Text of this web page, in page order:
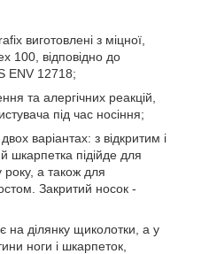
виготовлені з міцної,
100, відповідно до
ENV 12718;
та алергічних реакцій,
під час носіння;
варіантах: з відкритим і
шкарпетка підійде для
року, а також для
Закритий носок -
на ділянку щиколотки, а у
ноги і шкарпеток,